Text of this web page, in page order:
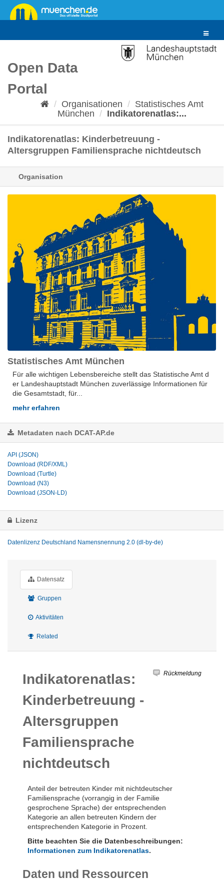
Überspringen
zum
Toggle
Open Data
Portal
Organisationen
Statistisches Amt
München
Indikatorenatlas:...
Indikatorenatlas: Kinderbetreuung -
Altersgruppen Familiensprache nichtdeutsch
Organisation
Statistisches Amt München
Für alle wich­ti­gen Le­bens­be­rei­che stellt das Sta­tis­ti­sche Amt d
er Lan­des­hauptstadt Mün­chen zu­ver­läs­si­ge In­for­ma­tio­nen für
die Ge­samt­stadt, für...
mehr erfahren
Metadaten nach DCAT-AP.de
API (JSON)
Download (RDF/XML)
Download (Turtle)
Download (N3)
Download (JSON-LD)
Lizenz
Datenlizenz Deutschland Namensnennung 2.0 (dl-by-de)
Datensatz
Gruppen
Aktivitäten
Related
Rückmeldung
Indikatorenatlas:
Kinderbetreuung -
Altersgruppen
Familiensprache
nichtdeutsch
Anteil der betreuten Kinder mit nichtdeutscher
Familiensprache (vorrangig in der Familie
gesprochene Sprache) der entsprechenden
Kategorie an allen betreuten Kindern der
entsprechenden Kategorie in Prozent.
Bitte beachten Sie die Datenbeschreibungen:
Informationen zum Indikatorenatlas.
Daten und Ressourcen